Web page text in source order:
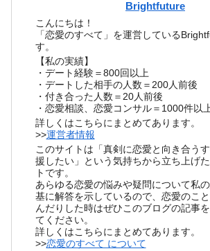
Brightfuture
こんにちは！
「恋愛のすべて」を運営している
す。
【私の実績】
・デート経験＝800回以上
・デートした相手の人数＝200人前後
・付き合った人数＝20人前後
・恋愛相談、恋愛コンサル＝1000件以
詳しくはこちらにまとめてあります。
>>運営者情報
このサイトは「真剣に恋愛と向き合う
援したい」という気持ちから立ち上げ
トです。
あらゆる恋愛の悩みや疑問について私
基に解答を示しているので、恋愛のこ
んだりした時はぜひこのブログの記事
てください。
詳しくはこちらにまとめてあります。
>>恋愛のすべて について